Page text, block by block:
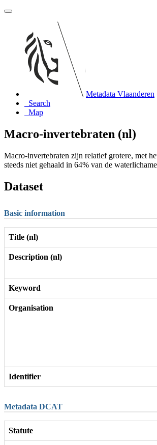
Metadata Vlaanderen
Search
Map
Macro-invertebraten (nl)
Macro-invertebraten zijn relatief grotere, met
steeds niet gehaald in 64% van de
Dataset
Basic information
Title (nl)
Description (nl)
Keyword
Organisation
Identifier
Metadata DCAT
Statute